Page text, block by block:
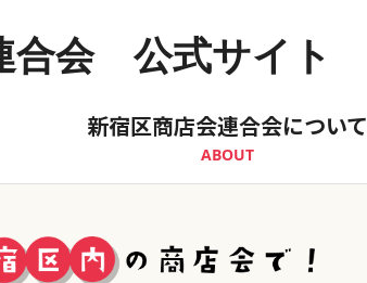
合会 公式サイト
新宿区商店会連合会について
ABOUT